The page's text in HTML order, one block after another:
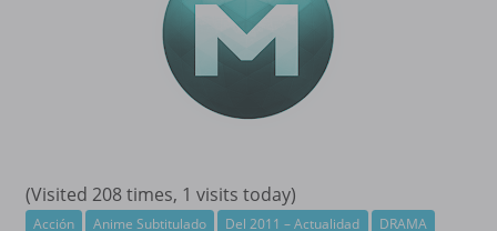
(Visited 208 times, 1 visits today)
Acción Anime Subtitulado Del 2011 – Actualidad DRAMA